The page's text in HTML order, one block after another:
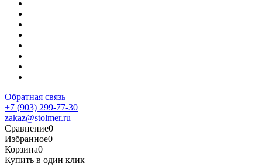
Обратная связь
+7 (903) 299-77-30
zakaz@stolmer.ru
Сравнение0
Избранное0
Корзина0
Купить в один клик